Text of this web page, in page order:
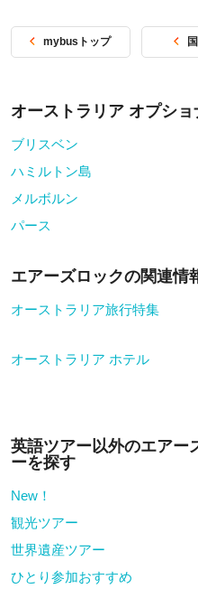
mybusトップ
オーストラリア オプシ
ブリスベン
ハミルトン島
メルボルン
パース
エアーズロックの関連情
オーストラリア旅行特集
オーストラリア ホテル
英語ツアー以外のエアー
ーを探す
New！
観光ツアー
世界遺産ツアー
ひとり参加おすすめ